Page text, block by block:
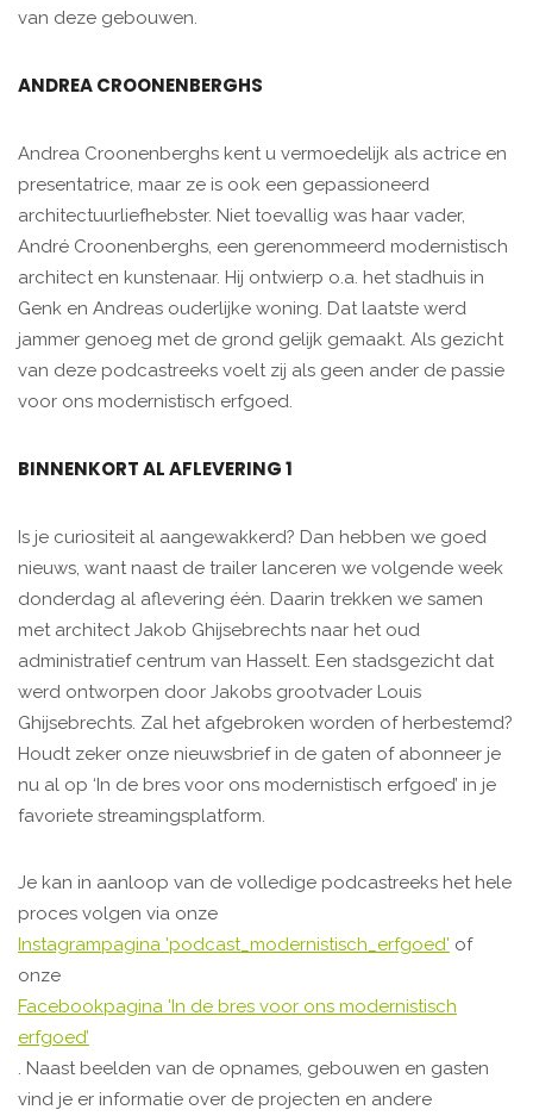
van deze gebouwen.
ANDREA CROONENBERGHS
Andrea Croonenberghs kent u vermoedelijk als actrice en
presentatrice, maar ze is ook een gepassioneerd
architectuurliefhebster. Niet toevallig was haar vader,
André Croonenberghs, een gerenommeerd modernistisch
architect en kunstenaar. Hij ontwierp o.a. het stadhuis in
Genk en Andreas ouderlijke woning. Dat laatste werd
jammer genoeg met de grond gelijk gemaakt. Als gezicht
van deze podcastreeks voelt zij als geen ander de passie
voor ons modernistisch erfgoed.
BINNENKORT AL AFLEVERING 1
Is je curiositeit al aangewakkerd? Dan hebben we goed
nieuws, want naast de trailer lanceren we volgende week
donderdag al aflevering één. Daarin trekken we samen
met architect Jakob Ghijsebrechts naar het oud
administratief centrum van Hasselt. Een stadsgezicht dat
werd ontworpen door Jakobs grootvader Louis
Ghijsebrechts. Zal het afgebroken worden of herbestemd?
Houdt zeker onze nieuwsbrief in de gaten of abonneer je
nu al op ‘In de bres voor ons modernistisch erfgoed’ in je
favoriete streamingsplatform.
Je kan in aanloop van de volledige podcastreeks het hele
proces volgen via onze
Instagrampagina 'podcast_modernistisch_erfgoed' of
onze
Facebookpagina 'In de bres voor ons modernistisch
erfgoed’
. Naast beelden van de opnames, gebouwen en gasten
vind je er informatie over de projecten en andere